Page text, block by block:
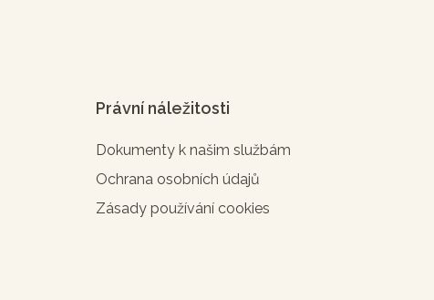
Právní náležitosti
Dokumenty k našim službám
Ochrana osobních údajů
Zásady používání cookies